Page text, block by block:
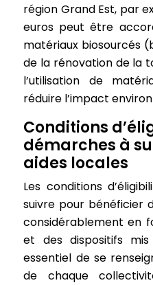
région Grand Est, par
euros peut être
matériaux biosourcés
de la rénovation de la
l’utilisation de
réduire l’impact
Conditions
démarches à
aides locales
Les conditions
suivre pour bénéficier
considérablement en
et des dispositifs
essentiel de se
de chaque